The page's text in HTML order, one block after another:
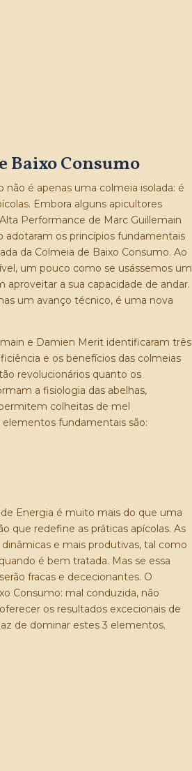
Baixo Consumo
é apenas uma colmeia isolada: é
Embora alguns apicultores
Performance de Marc Guillemain
adotaram os princípios fundamentais
da Colmeia de Baixo Consumo. Ao
um pouco como se usássemos um
aproveitar a sua capacidade de andar.
um avanço técnico, é uma nova
e Damien Merit identificaram três
e os benefícios das colmeias
revolucionários quanto os
a fisiologia das abelhas,
colheitas de mel
fundamentais são:
Energia é muito mais do que uma
que redefine as práticas apícolas. As
e mais produtivas, tal como
é bem tratada. Mas se essa
fracas e dececionantes. O
Consumo: mal conduzida, não
os resultados excecionais de
de dominar estes 3 elementos.